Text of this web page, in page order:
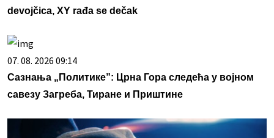
devojčica, XY rađa se dečak
07. 08. 2026 09:14
Сазнања „Политике”: Црна Гора следећа у војном
савезу Загреба, Тиране и Приштине